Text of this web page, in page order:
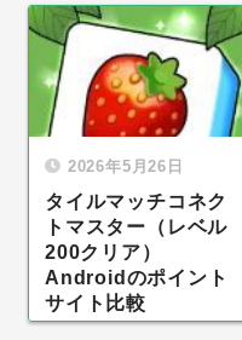
2026年5月26日
タイルマッチコネク
トマスター（レベル
200クリア）
Androidのポイント
サイト比較